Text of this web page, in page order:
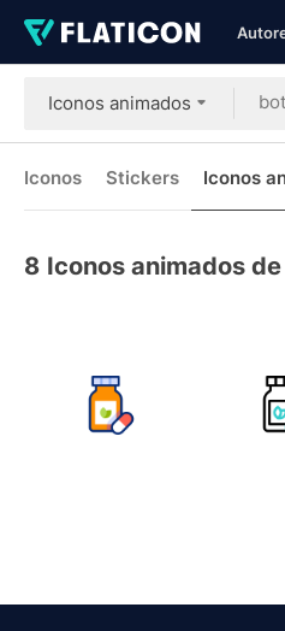
Iconos animados
Iconos Stickers Iconos
8 Iconos animados de